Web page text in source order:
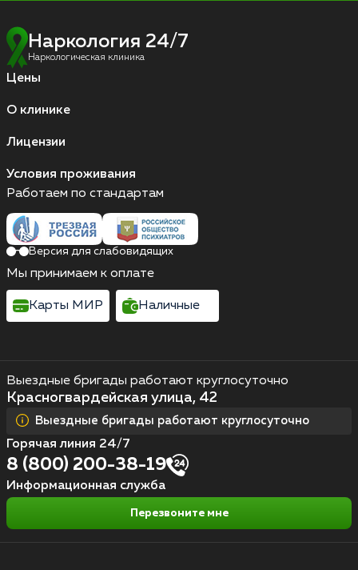
Наркология 24/7
Наркологическая клиника
Цены
О клинике
Лицензии
Условия проживания
Выездные бригады работают круглосуточно
Красногвардейская улица, 42
Выездные бригады работают круглосуточно
Горячая линия 24/7
8 (800) 200-38-19
Информационная служба
Перезвоните мне
Работаем по стандартам
Версия для слабовидящих
Мы принимаем к оплате
Карты МИР Наличные